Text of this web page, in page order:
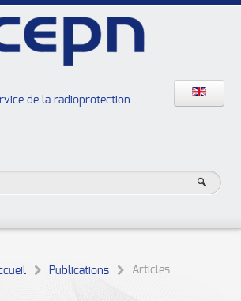
de la radioprotection
la radioprotection
Publications Articles